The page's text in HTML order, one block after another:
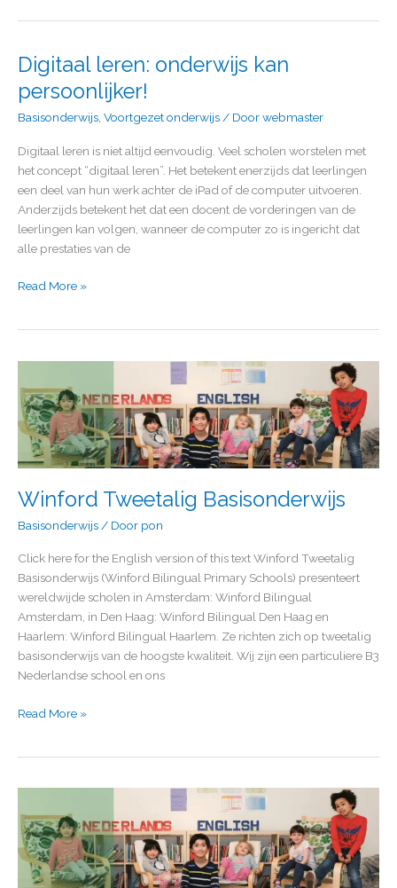
Digitaal leren: onderwijs kan
persoonlijker!
Basisonderwijs Voortgezet onderwijs / Doorwebmaster
Digitaal leren is niet altijd eenvoudig. Veel scholen worstelen met
het concept “digitaal leren”. Het betekent enerzijds dat leerlingen
een deel van hun werk achter de iPad of de computer uitvoeren.
Anderzijds betekent het dat een docent de vorderingen van de
leerlingen kan volgen, wanneer de computer zo is ingericht dat
alle prestaties van de
Digitaal
leren:
onderwijs
kan
Read More »
Winford Tweetalig Basisonderwijs
Basisonderwijs / Door pon
Click here for the English version of this text Winford Tweetalig
Basisonderwijs (Winford Bilingual Primary Schools) presenteert
wereldwijde scholen in Amsterdam: Winford Bilingual
Amsterdam, in Den Haag: Winford Bilingual Den Haag en
Haarlem: Winford Bilingual Haarlem. Ze richten zich op tweetalig
basisonderwijs van de hoogste kwaliteit. Wij zijn een particuliere B3
Nederlandse school en ons
Tweetalig
Basisonderwijs
Read More »
Bilingual
Primary
Education